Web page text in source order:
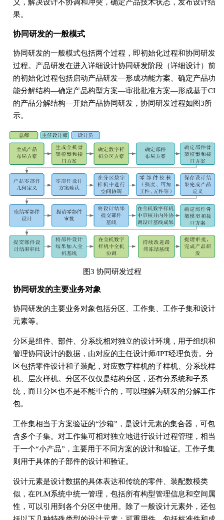
义，解决设计不协调和冲突，确定产品技术状态，发布设计结
果。
协同研发的一般模式
协同研发的一般模式包括两个过程，即初始化过程和协同研发
过程。产品研发在进入详细设计协同研发阶段（详细设计）前
的初始化过程包括启动产品研发—形成功能方案、确定产品功
能分解结构—确定产品构型方案—审批批准方案—形成基于CI
的产品分解结构—开始产品协同研发，协同研发过程如图3所
示。
图3 协同研发过程
协同研发的主要业务对象
协同研发的主要业务对象包括分区、工作集、工作子集和设计
元素等。
分区是组件、部件、分系统相对独立的设计环境，用于组织和
管理协同设计的数据，由对应的主任设计师/IPT经理负责。分
区包括零件设计和子装配，对应数字样机的子样机、分系统样
机、层次样机。分区不仅仅是结构分区，还有分系统和子系
统，而且分区也不是不能重合的，可以理解为研发的分解工作
包。
工作集相当于方案验证的“沙箱”，是设计元素的集合器，可包
含多个子集。对工作集可相对独立地进行设计过程管理，相当
于一个“小产品”，主要用于不同方案的设计和验证。工作子集
则用于具体的子部件的设计和验证。
设计元素是设计数据的具体表达和传统的零件、装配数模类
似，在PLM系统中统一管理，包括所有构型管理信息和空间属
性，可以引用到各个分区中使用。除了一般设计元素外，还包